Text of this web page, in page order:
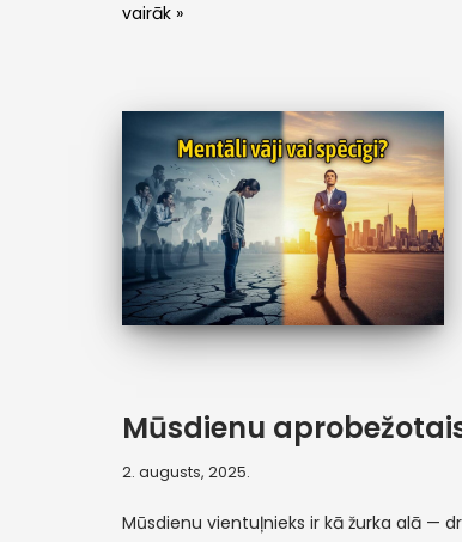
vairāk »
Mūsdienu
2. augusts, 2025.
Mūsdienu vientuļnieks ir kā žurka alā —